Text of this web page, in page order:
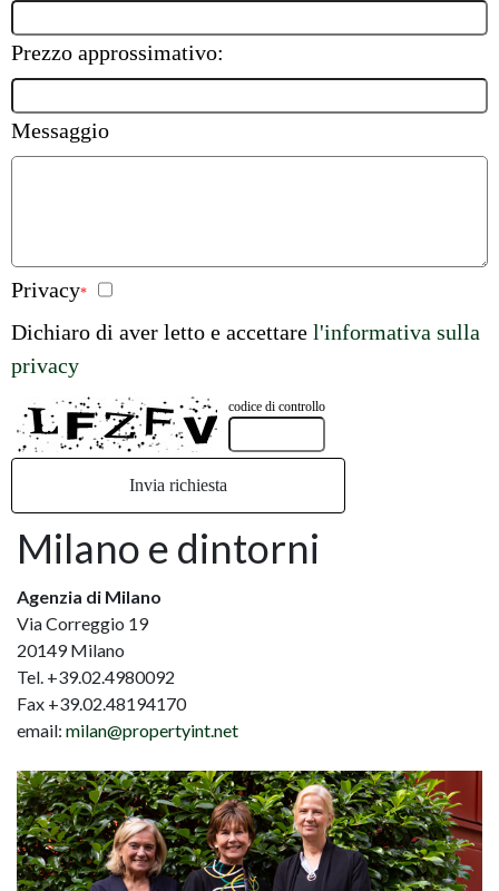
Prezzo approssimativo:
Messaggio
Privacy*
Dichiaro di aver letto e accettare l'informativa sulla
privacy
codice di controllo
Milano e dintorni
Agenzia di Milano
Via Correggio 19
20149 Milano
Tel. +39.02.4980092
Fax +39.02.48194170
email: milan@propertyint.net